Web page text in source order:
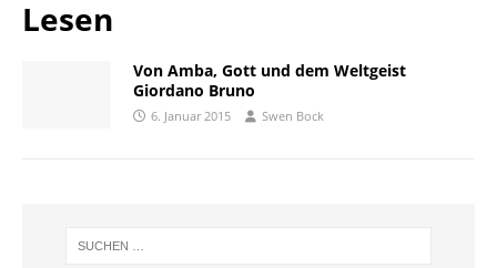
Lesen
Von Amba, Gott und dem Weltgeist
Giordano Bruno
6. Januar 2015 Swen Bock